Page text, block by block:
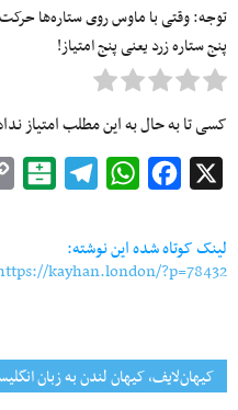
توجه: وقتی با ماوس روی ستاره‌ها
پنج ستاره زرد یعنی پنج امتیاز!
کسی تا به حال به این مطلب امتیاز
Facebook
WhatsApp
Telegram
لینک کوتاه شده این نوشته:
kayhan.london/?p=78432
کیهان‌لایف، کیهان لندن به زبان